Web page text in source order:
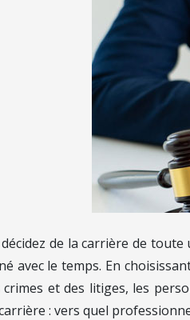
de la carrière de
avec le temps. En
crimes et des litiges, les
: vers quel